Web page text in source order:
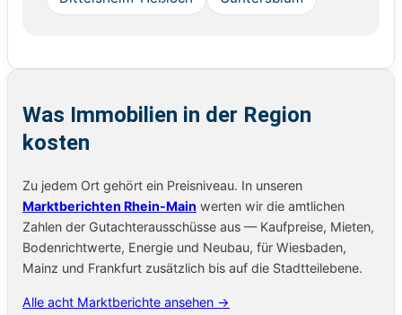
Was Immobilien in der Region
kosten
Zu jedem Ort gehört ein Preisniveau. In unseren
Marktberichten Rhein-Main werten wir die amtlichen
Zahlen der Gutachterausschüsse aus — Kaufpreise, Mieten,
Bodenrichtwerte, Energie und Neubau, für Wiesbaden,
Mainz und Frankfurt zusätzlich bis auf die Stadtteilebene.
Alle acht Marktberichte ansehen →